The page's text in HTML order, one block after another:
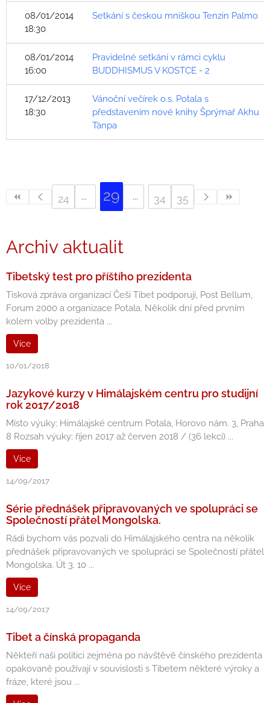
08/01/2014
18:30
Setkání s českou mniškou Tenzin Palmo
08/01/2014
16:00
Pravidelné setkání v rámci cyklu
BUDDHISMUS V KOSTCE - 2
17/12/2013
18:30
Vánoční večírek o.s. Potala s
představením nové knihy Šprýmař Akhu
Tänpa
24 29 34 35
Archiv aktualit
Tibetský test pro příštího prezidenta
Tisková zpráva organizací Češi Tibet podporují, Post Bellum,
Forum 2000 a organizace Potala. Několik dní před prvním
kolem volby prezidenta ...
Více
10/01/2018
Jazykové kurzy v Himálajském centru pro studijní
rok 2017/2018
Místo výuky: Himálajské centrum Potala, Horovo nám. 3, Praha
8 Rozsah výuky: říjen 2017 až červen 2018 / (36 lekcí) ...
Více
14/09/2017
Série přednášek připravovaných ve spolupráci se
Společností přátel Mongolska.
Rádi bychom vás pozvali do Himálajského centra na několik
přednášek připravovaných ve spolupráci se Společností přátel
Mongolska. Út 3. 10 ...
Více
14/09/2017
Tibet a čínská propaganda
Někteří naši politici zejména po návštěvě čínského prezidenta
opakovaně používají v souvislosti s Tibetem některé výroky a
fráze, které jsou ...